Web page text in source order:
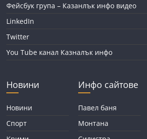
Фейсбук група – Казанлък инфо видео
LinkedIn
Twitter
You Tube канал Казналък инфо
Новини
Новини
Спорт
Инфо сайтове
Павел баня
Монтана